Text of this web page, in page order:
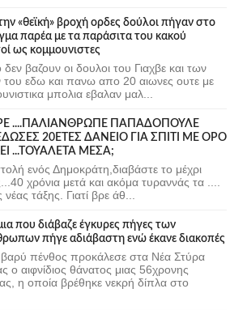
«θεϊκή» βροχή ορδες δούλοι πήγαν στο
παρέα με τα παράσιτα του κακού
ως κομμουνιστες
βαζουν οι δουλοι του Γιαχβε και των
εδω και πανω απο 20 αιωνες ουτε με
μπολια εβαλαν μαλ...
ΡΕ ....ΠΑΛΙΑΝΘΡΩΠΕ ΠΑΠΑΔΟΠΟΥΛΕ
20ΕΤΕΣ ΔΑΝΕΙΟ ΓΙΑ ΣΠΙΤΙ ΜΕ ΟΡΟ
...ΤΟΥΑΛΕΤΑ ΜΕΣΑ;
ενός Δημοκράτη,διαβάστε το μέχρι
χρόνια μετά και ακόμα τυραννάς τα ....
τάξης. Γιατί βρε άθ...
που διάβαζε έγκυρες πήγες των
πήγε αδιάβαστη ενώ έκανε διακοπές
πένθος προκάλεσε στα Νέα Στύρα
ο αιφνίδιος θάνατος μιας 56χρονης
η οποία βρέθηκε νεκρή δίπλα στο